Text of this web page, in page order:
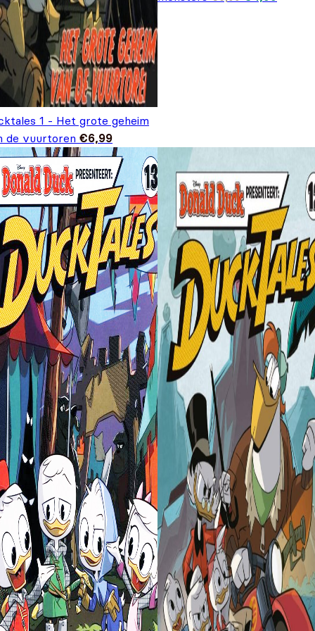
1 - Het grote geheim
de vuurtoren €6,99
prijs was:prijs is: